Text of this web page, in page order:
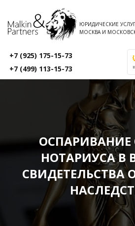
ЮРИДИЧЕСКИЕ
МОСКВА И
+7 (925) 175-15-73
+7 (499) 113-15-73
ОСПАРИВАНИЕ
НОТАРИУСА В
СВИДЕТЕЛЬСТВА